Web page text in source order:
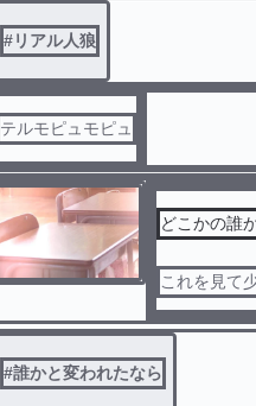
#リアル人狼
テルモピュモピュ
どこかの誰
これを見て
#誰かと変われたなら